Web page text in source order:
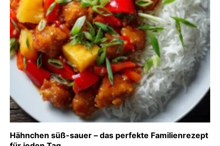
Hähnchen süß-sauer – das perfekte Familienrezept